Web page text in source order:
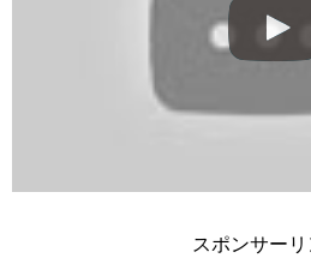
スポンサーリ